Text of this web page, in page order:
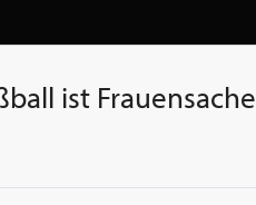
ist Frauensache